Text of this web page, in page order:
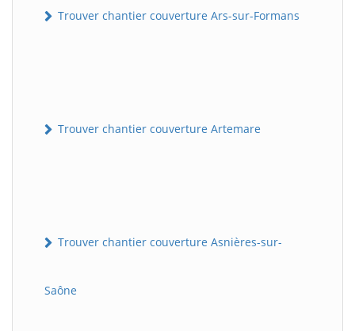
Trouver chantier couverture Ars-sur-Formans
Trouver chantier couverture Artemare
Trouver chantier couverture Asnières-sur-
Saône